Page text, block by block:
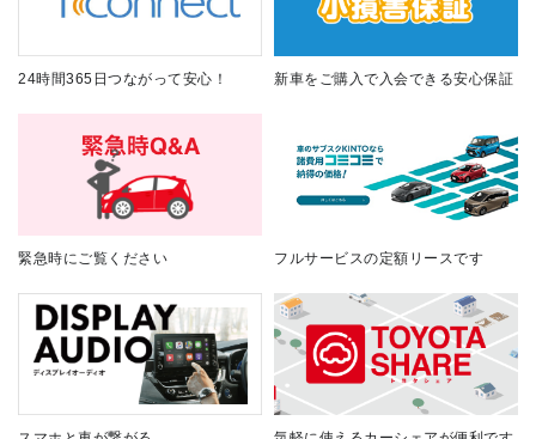
24時間365日つながって安心！ 新車をご購入で入会できる安心保証
緊急時にご覧ください フルサービスの定額リースです